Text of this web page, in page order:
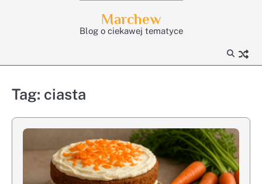
Marchew
Blog o ciekawej tematyce
Tag: ciasta